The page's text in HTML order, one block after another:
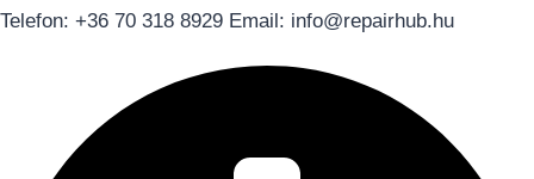
Telefon: +36 70 318 8929 Email: info@repairhub.hu